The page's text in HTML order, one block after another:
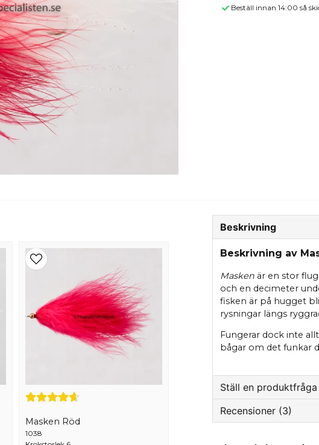
Beställ innan 14:00 så
Masken Röd
1038
Beskrivning
Beskrivning av
Masken är en stor
och en decimeter
fisken är på hugget
rysningar längs
Fungerar dock inte
bågar om det funkar
Ställ en produktfråga
question
Recensioner (3)